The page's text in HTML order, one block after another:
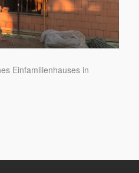
Einfamilienhauses in